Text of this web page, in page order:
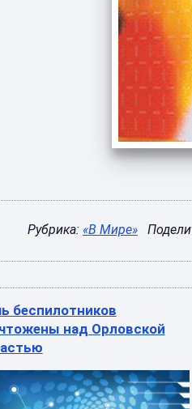
Рубрика: «В Мире»
беспилотников
над Орловской